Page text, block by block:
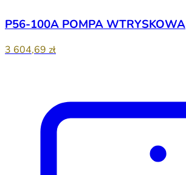
P56-100A POMPA WTRYSKOWA
3 604,69 zł